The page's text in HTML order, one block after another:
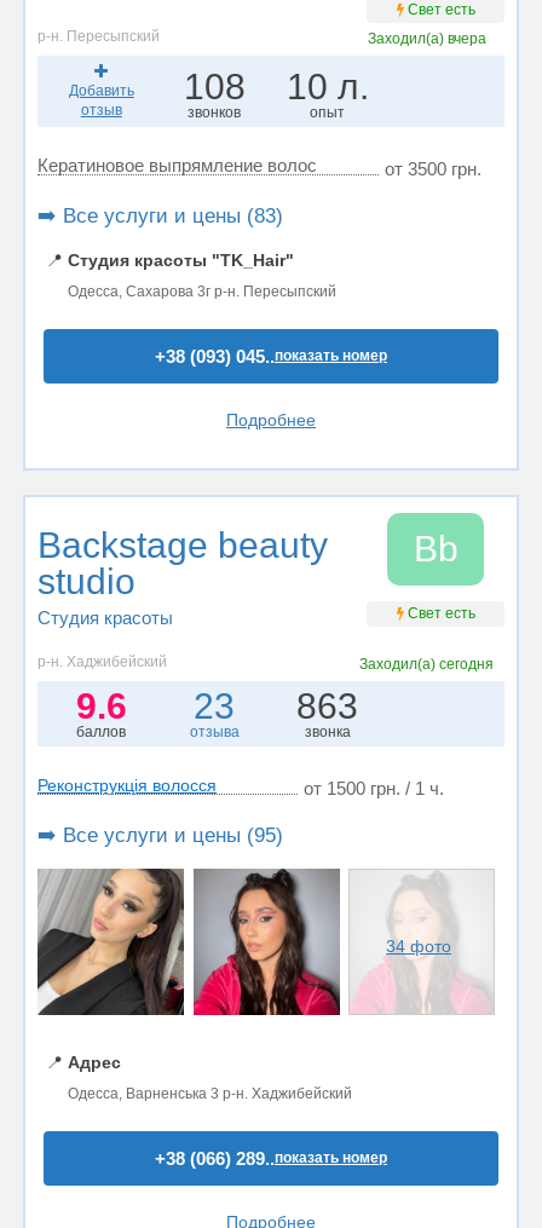
Свет есть
р-н. Пересыпский
Заходил(а) вчера
Добавить
отзыв
108
звонков
10 л.
опыт
Кератиновое выпрямление волос от 3500 грн.
➡️ Все услуги и цены (83)
📍 Студия красоты "TK_Hair"
Одесса, Сахарова 3г р-н. Пересыпский
+38 (093) 045..показать номер
Подробнее
Backstage beauty
studio
Студия красоты
Bb
Свет есть
р-н. Хаджибейский Заходил(а)сегодня
9.6
баллов
23
отзыва
863
звонка
Реконструкція волосся от 1500 грн. / 1 ч.
➡️ Все услуги и цены (95)
34 фото
📍 Адрес
Одесса, Варненська 3 р-н. Хаджибейский
+38 (066) 289..показать номер
Подробнее